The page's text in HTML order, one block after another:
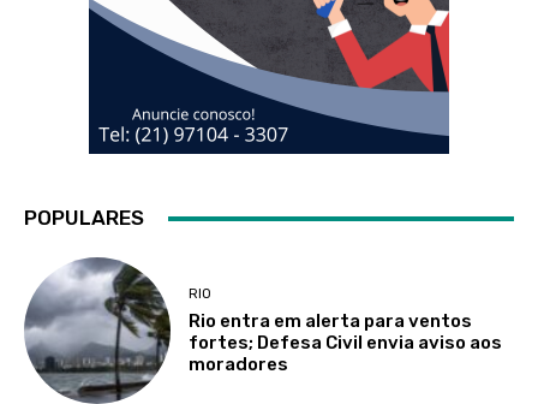
POPULARES
RIO
Rio entra em alerta para ventos
fortes; Defesa Civil envia aviso aos
moradores